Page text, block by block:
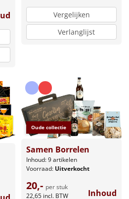
Vergelijken
Verlanglijst
Oude collectie
Samen Borrelen
Inhoud: 9 artikelen
Voorraad: Uitverkocht
20,- per stuk
22,65 incl. BTW Inhoud